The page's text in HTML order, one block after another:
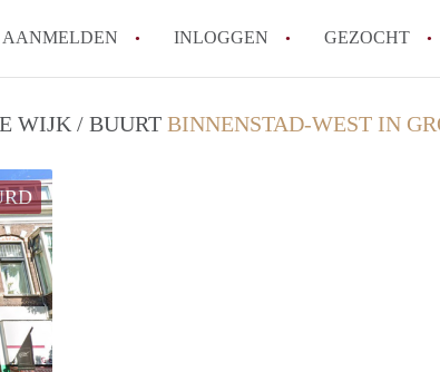
AANMELDEN INLOGGEN GEZOCHT
WIJK / BUURT BINNENSTAD-WEST IN